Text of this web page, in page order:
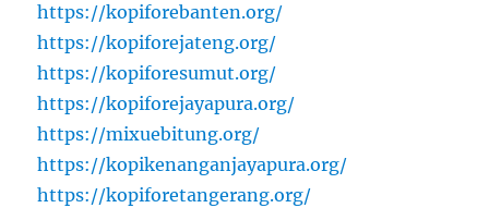
https://kopiforebanten.org/
https://kopiforejateng.org/
https://kopiforesumut.org/
https://kopiforejayapura.org/
https://mixuebitung.org/
https://kopikenanganjayapura.org/
https://kopiforetangerang.org/